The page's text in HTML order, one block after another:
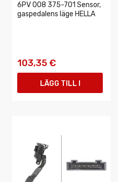
6PV 008 375-701 Sensor,
gaspedalens läge HELLA
103,35 €
LÄGG TILL I